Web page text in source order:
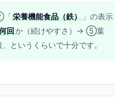
「栄養機能食品（鉄） 」の表示
回か（続けやすさ）→ ⑤葉
というくらいで十分です。